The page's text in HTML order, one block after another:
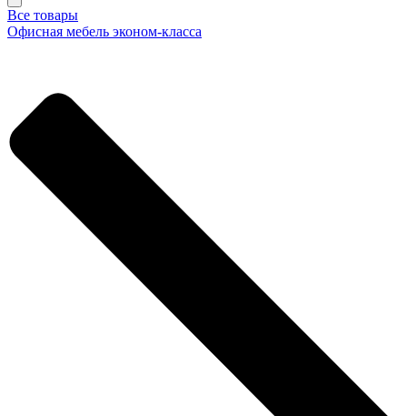
Все товары
Офисная мебель эконом-класса